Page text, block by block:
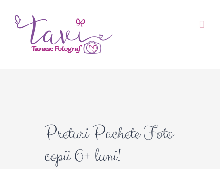
Preturi Pachete Foto
copii 6+ luni!